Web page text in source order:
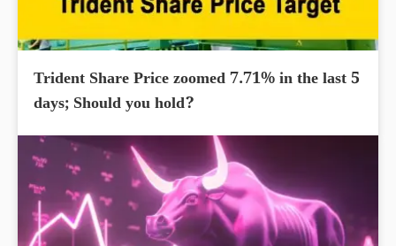
Trident Share Price zoomed 7.71% in the last 5
days; Should you hold?